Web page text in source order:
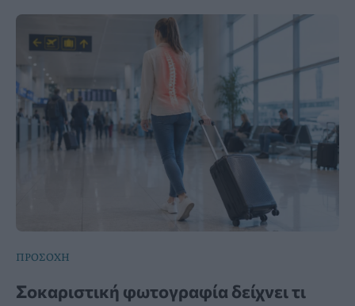
ΠΡΟΣΟΧΗ
Σοκαριστική φωτογραφία δείχνει τι